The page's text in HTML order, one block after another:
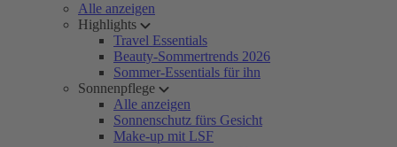
Alle anzeigen
Highlights
Travel Essentials
Beauty-Sommertrends 2026
Sommer-Essentials für ihn
Sonnenpflege
Alle anzeigen
Sonnenschutz fürs Gesicht
Make-up mit LSF